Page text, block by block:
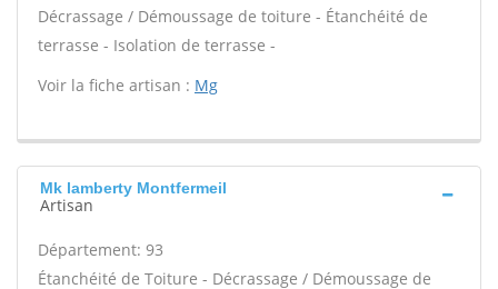
Décrassage / Démoussage de toiture - Étanchéité de
terrasse - Isolation de terrasse -
Voir la fiche artisan : Mg
Mk lamberty Montfermeil
Artisan
Département: 93
Étanchéité de Toiture - Décrassage / Démoussage de